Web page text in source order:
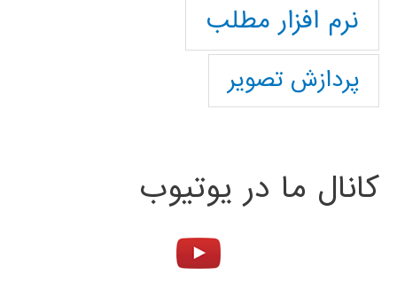
نرم افزار مطلب
پردازش تصویر
کانال ما در یوتیوب